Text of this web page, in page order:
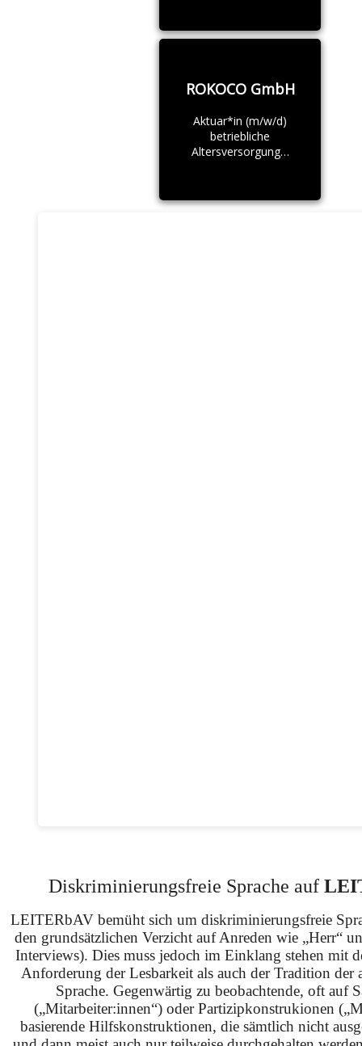
ROKOCO GmbH
Aktuar*in (m/w/d)
betriebliche
Altersversorgung…
Diskriminierungsfreie Sprache auf
LEITERbAV bemüht sich um diskriminierungsfreie
den grundsätzlichen Verzicht auf Anreden wie „Herr“
Interviews). Dies muss jedoch im Einklang stehen mit
Anforderung der Lesbarkeit als auch der Tradition der
Sprache. Gegenwärtig zu beobachtende, oft auf
(„Mitarbeiter:innen“) oder Partizipkonstrukionen
basierende Hilfskonstruktionen, die sämtlich nicht